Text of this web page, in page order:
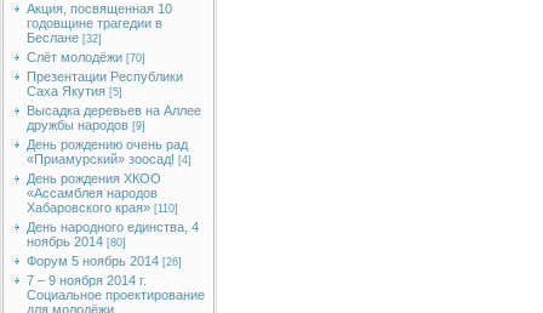
Акция, посвященная 10
годовщине трагедии в
Беслане [32]
Слёт молодёжи [70]
Презентации Республики
Саха Якутия [5]
Высадка деревьев на Аллее
дружбы народов [9]
День рождению очень рад
«Приамурский» зоосад! [4]
День рождения ХКОО
«Ассамблея народов
Хабаровского края» [110]
День народного единства, 4
ноябрь 2014 [80]
Форум 5 ноябрь 2014 [26]
7 – 9 ноября 2014 г.
Социальное проектирование
для молодёжи